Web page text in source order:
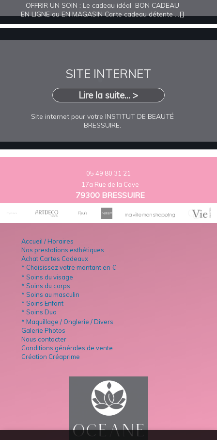
OFFRIR UN SOIN : Le cadeau idéal BON CADEAU
EN LIGNE ou EN MAGASIN Carte cadeau détente ...[]
SITE INTERNET
Lire la suite... >
Site internet pour votre INSTITUT DE BEAUTÉ
BRESSUIRE.
05 49 80 31 21
17a Rue de la Cave
79300 BRESSUIRE
Accueil / Horaires
Nos prestations esthétiques
Achat Cartes Cadeaux
* Choisissez votre montant en €
* Soins du visage
* Soins du corps
* Soins au masculin
* Soins Enfant
* Soins Duo
* Maquillage / Onglerie / Divers
Galerie Photos
Nous contacter
Conditions générales de vente
Création Créaprime